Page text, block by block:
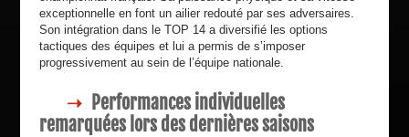
exceptionnelle en font un ailier redouté par ses adversaires.
Son intégration dans le TOP 14 a diversifié les options
tactiques des équipes et lui a permis de s’imposer
progressivement au sein de l’équipe nationale.
Performances individuelles
remarquées lors des dernières saisons